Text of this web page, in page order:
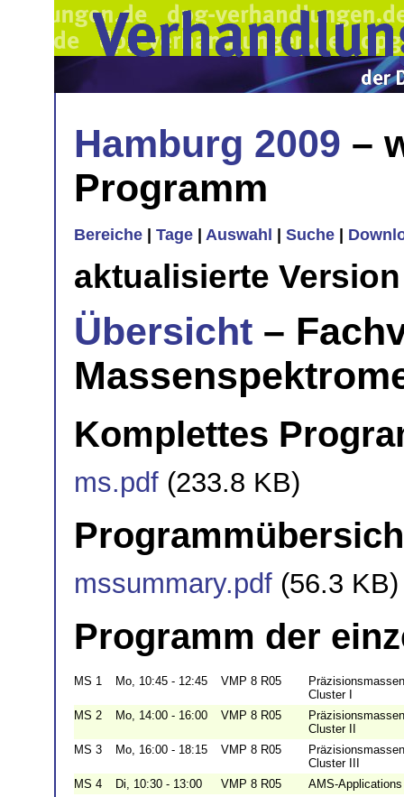
Hamburg 2009 –
Programm
Bereiche Tage Auswahl Suche
aktualisierte
Übersicht –
Komplettes
ms.pdf (233.8 KB)
mssummary.pdf (56.3 KB)
Programm der
MS 1 Mo, 10:45 - 12:45 VMP 8 R05
Cluster I
MS 2
Mo, 14:00 - 16:00 VMP 8 R05
Cluster II
MS 3
Mo, 16:00 - 18:15 VMP 8 R05
Cluster III
MS 4
Di, 10:30 - 13:00 VMP 8 R05
AMS-Applications